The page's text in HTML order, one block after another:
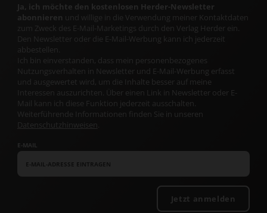
Ja, ich möchte den kostenlosen Herder-Newsletter
abonnieren und willige in die Verwendung meiner Kontaktdaten
zum Zweck des E-Mail-Marketings durch den Verlag Herder ein.
Den Newsletter oder die E-Mail-Werbung kann ich jederzeit
abbestellen.
Ich bin einverstanden, dass mein personenbezogenes
Nutzungsverhalten in Newsletter und E-Mail-Werbung erfasst
und ausgewertet wird, um die Inhalte besser auf meine
Interessen auszurichten. Über einen Link in Newsletter oder E-
Mail kann ich diese Funktion jederzeit ausschalten.
Weiterführende Informationen finden Sie in unseren
Datenschutzhinweisen
E-MAIL
Jetzt anmelden